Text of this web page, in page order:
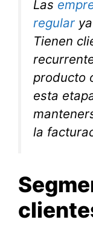
Las
regular
Tienen
producto
esta
la